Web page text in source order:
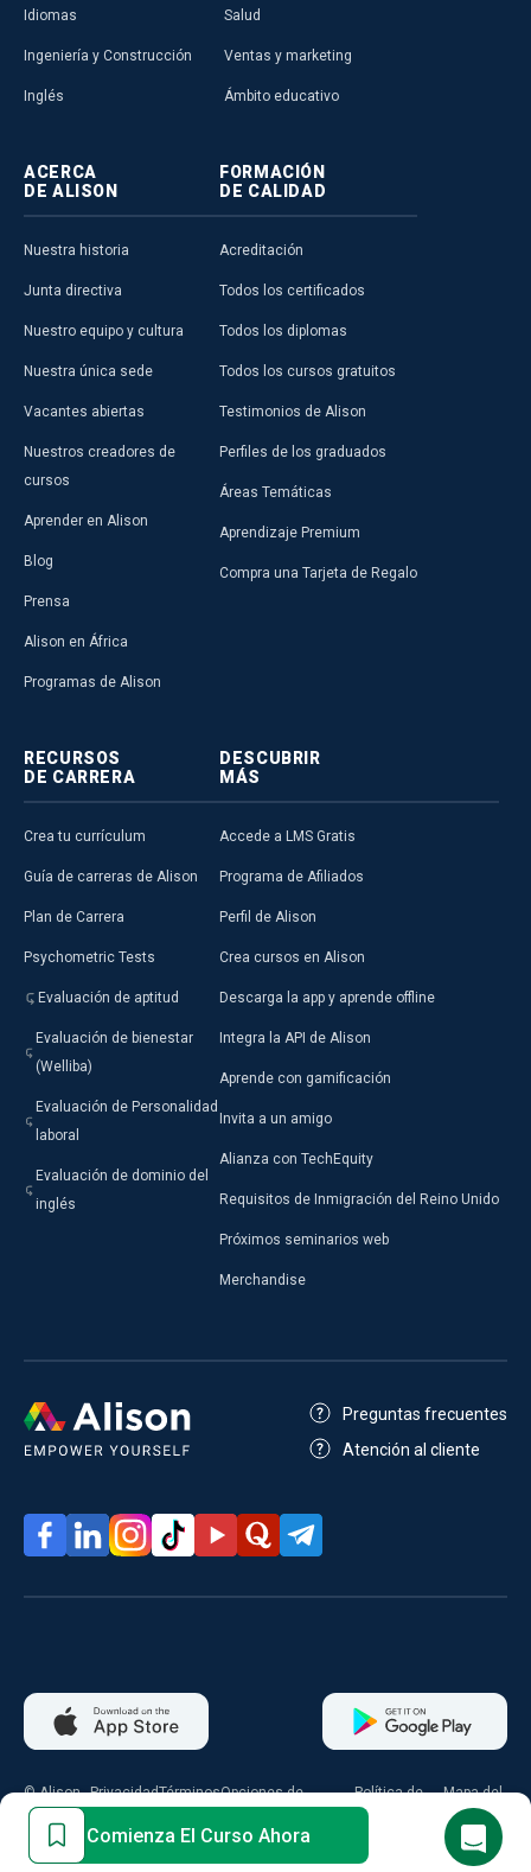
Comienza El Curso Ahora
Idiomas
Ingeniería y Construcción
Inglés
Salud
Ventas y marketing
Ámbito educativo
ACERCA
DE ALISON
Nuestra historia
Junta directiva
Nuestro equipo y cultura
Nuestra única sede
Vacantes abiertas
Nuestros creadores de
cursos
Aprender en Alison
Blog
Prensa
Alison en África
Programas de Alison
FORMACIÓN
DE CALIDAD
Acreditación
Todos los certificados
Todos los diplomas
Todos los cursos gratuitos
Testimonios de Alison
Perfiles de los graduados
Áreas Temáticas
Aprendizaje Premium
Compra una Tarjeta de Regalo
RECURSOS
DE CARRERA
Crea tu currículum
Guía de carreras de Alison
Plan de Carrera
Psychometric Tests
Evaluación de aptitud
Evaluación de bienestar
(Welliba)
Evaluación de Personalidad
laboral
Evaluación de dominio del
inglés
DESCUBRIR
MÁS
Accede a LMS Gratis
Programa de Afiliados
Perfil de Alison
Crea cursos en Alison
Descarga la app y aprende offline
Integra la API de Alison
Aprende con gamificación
Invita a un amigo
Alianza con TechEquity
Requisitos de Inmigración del Reino Unido
Próximos seminarios web
Merchandise
Preguntas frecuentes
Atención al cliente
© Alison
2026
PrivacidadTérminosOpciones de
Política de
Mapa del
sitio